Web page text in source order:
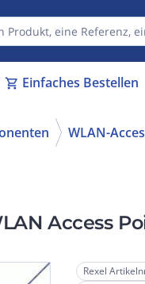
shopping_cart Einfaches Bestellen
WLAN-
Access
Rexel